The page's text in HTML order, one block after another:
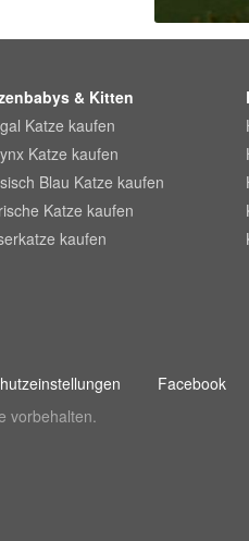
& Kitten
Katze kaufen
Katze kaufen
Blau Katze kaufen
Katze kaufen
kaufen
Facebook
vorbehalten.